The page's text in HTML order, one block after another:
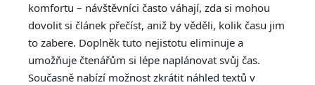
komfortu – návštěvníci často váhají, zda si mohou
dovolit si článek přečíst, aniž by věděli, kolik času jim
to zabere. Doplněk tuto nejistotu eliminuje a
umožňuje čtenářům si lépe naplánovat svůj čas.
Současně nabízí možnost zkrátit náhled textů v